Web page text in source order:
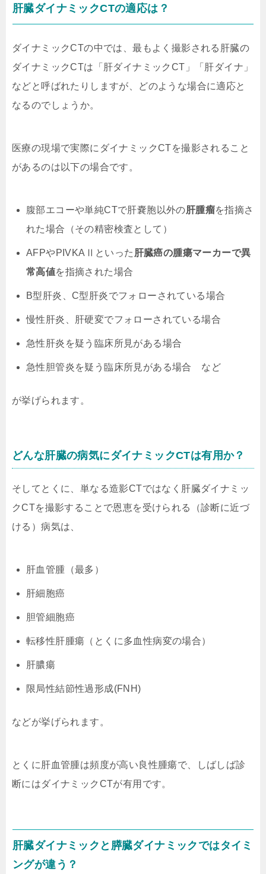
肝臓ダイナミックCTの適応は？
ダイナミックCTの中では、最もよく撮影される肝臓の
ダイナミックCTは「肝ダイナミックCT」「肝ダイナ」
などと呼ばれたりしますが、どのような場合に適応と
なるのでしょうか。
医療の現場で実際にダイナミックCTを撮影されること
があるのは以下の場合です。
腹部エコーや単純CTで肝嚢胞以外の肝腫瘤を指摘さ
れた場合（その精密検査として）
AFPやPIVKAⅡといった 肝臓癌の腫瘍マーカーで異
常高値を指摘された場合
B型肝炎、C型肝炎でフォローされている場合
慢性肝炎、肝硬変でフォローされている場合
急性肝炎を疑う臨床所見がある場合
急性胆管炎を疑う臨床所見がある場合 など
が挙げられます。
どんな肝臓の病気にダイナミックCTは有用か？
そしてとくに、単なる造影CTではなく肝臓ダイナミッ
クCTを撮影することで恩恵を受けられる（診断に近づ
ける）病気は、
肝血管腫（最多）
肝細胞癌
胆管細胞癌
転移性肝腫瘍（とくに多血性病変の場合）
肝膿瘍
限局性結節性過形成(FNH)
などが挙げられます。
とくに肝血管腫は頻度が高い良性腫瘍で、しばしば診
断にはダイナミックCTが有用です。
肝臓ダイナミックと膵臓ダイナミックではタイミ
ングが違う？